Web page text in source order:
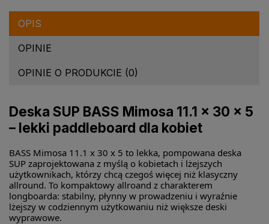
OPIS
OPINIE
OPINIE O PRODUKCIE (0)
Deska SUP BASS Mimosa 11.1 x 30 x 5
– lekki paddleboard dla kobiet
BASS Mimosa 11.1 x 30 x 5 to lekka, pompowana deska
SUP zaprojektowana z myślą o kobietach i lżejszych
użytkownikach, którzy chcą czegoś więcej niż klasyczny
allround. To kompaktowy allroand z charakterem
longboarda: stabilny, płynny w prowadzeniu i wyraźnie
lżejszy w codziennym użytkowaniu niż większe deski
wyprawowe.